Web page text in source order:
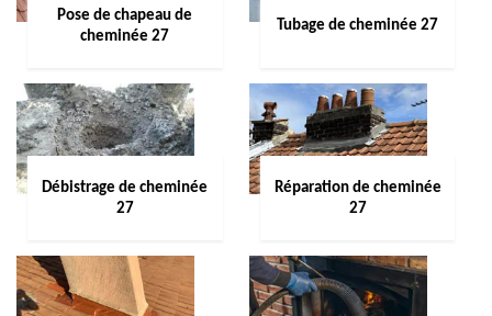
Pose de chapeau de
cheminée 27
Tubage de cheminée 27
Débistrage de cheminée
27
Réparation de cheminée
27